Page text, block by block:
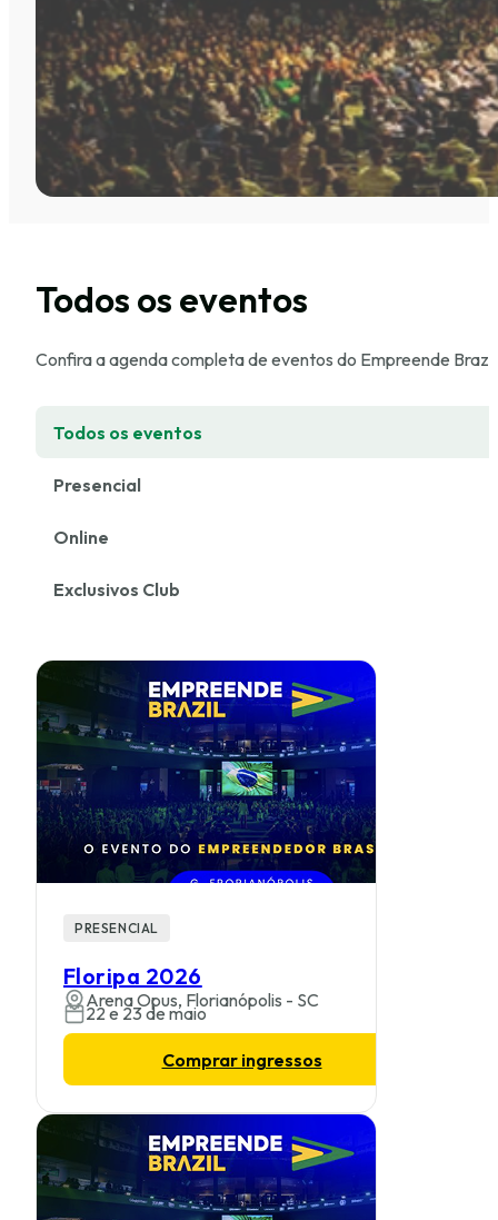
Todos os eventos
Confira a agenda completa de eventos do Empreende
Todos os eventos
Presencial
Online
Exclusivos Club
PRESENCIAL
Floripa 2026
Arena Opus, Florianópolis - SC
22 e 23 de maio
Comprar ingressos